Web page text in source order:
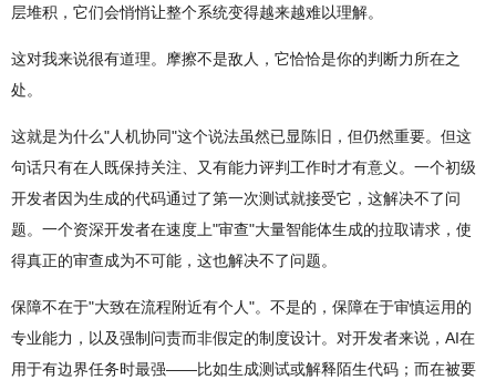
层堆积，它们会悄悄让整个系统变得越来越难以理解。
这对我来说很有道理。摩擦不是敌人，它恰恰是你的判断力所在之
处。
这就是为什么"人机协同"这个说法虽然已显陈旧，但仍然重要。但这
句话只有在人既保持关注、又有能力评判工作时才有意义。一个初级
开发者因为生成的代码通过了第一次测试就接受它，这解决不了问
题。一个资深开发者在速度上"审查"大量智能体生成的拉取请求，使
得真正的审查成为不可能，这也解决不了问题。
保障不在于"大致在流程附近有个人"。不是的，保障在于审慎运用的
专业能力，以及强制问责而非假定的制度设计。对开发者来说，AI在
用于有边界任务时最强——比如生成测试或解释陌生代码；而在被要